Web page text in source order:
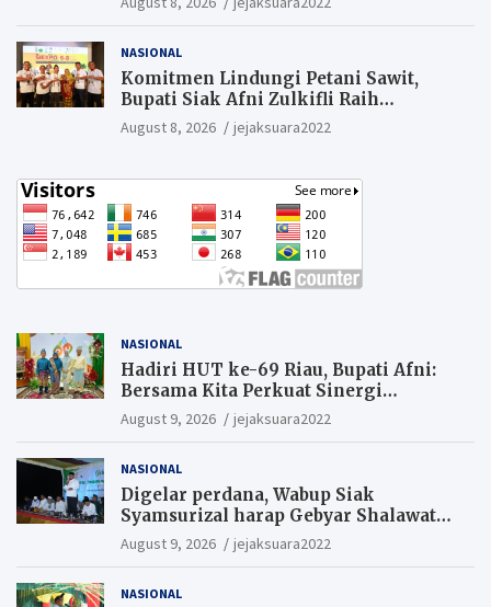
Hukum Segera Tangkap Aktor Dan
NASIONAL
Komitmen Lindungi Petani Sawit,
Bupati Siak Afni Zulkifli Raih
Penghargaan SIEXPO 2026
August 8, 2026 jejaksuara2022
NASIONAL
Hadiri HUT ke-69 Riau, Bupati Afni:
Bersama Kita Perkuat Sinergi
Pembangunan
August 9, 2026 jejaksuara2022
NASIONAL
Digelar perdana, Wabup Siak
Syamsurizal harap Gebyar Shalawat
bisa meningkatkan nilai keagamaan
ditengah-tengah masyarakat.
August 9, 2026 jejaksuara2022
NASIONAL